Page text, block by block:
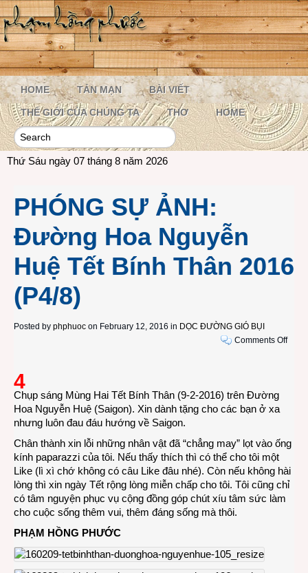
HOME TẢN MẠN BÀI VIẾT
THẾ GIỚI CỦA CHÚNG TA THƠ HOME
Thứ Sáu ngày 07 tháng 8 năm 2026
PHÓNG SỰ ẢNH:
Đường Hoa Nguyễn
Huệ Tết Bính Thân 2016
(P4/8)
Posted by phphuoc on February 12, 2016 in DỌC ĐƯỜNG GIÓ BỤI
Comments Offon
Tết
Thân
2016
4
Chụp sáng Mùng Hai Tết Bính Thân (9-2-2016) trên Đường
Hoa Nguyễn Huệ (Saigon). Xin dành tặng cho các bạn ở xa
nhưng luôn đau đáu hướng về Saigon.
Chân thành xin lỗi những nhân vật đã “chẳng may” lọt vào ống
kính paparazzi của tôi. Nếu thấy thích thì có thể cho tôi một
Like (lì xì chớ không có câu Like đâu nhé). Còn nếu không hài
lòng thì xin ngày Tết rộng lòng miễn chấp cho tôi. Tôi cũng chỉ
có tâm nguyện phục vụ cộng đồng góp chút xíu tâm sức làm
cho cuộc sống thêm vui, thêm đáng sống mà thôi.
PHẠM HỒNG PHƯỚC